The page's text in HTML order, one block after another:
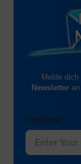
Melde
Newsletteran
Vorname